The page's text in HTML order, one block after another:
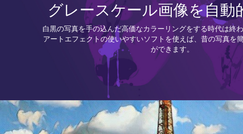
グレースケール画像を自動
白黒の写真を手の込んだ高価なカラーリングをする時代は終
アートエフェクトの使いやすいソフトを使えば、昔の写真を
ができます。